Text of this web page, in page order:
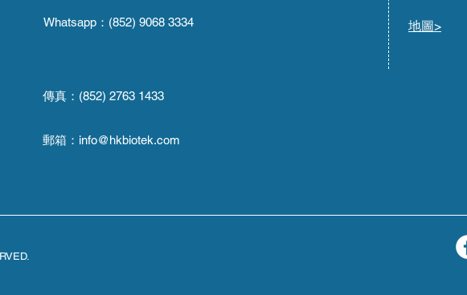
Whatsapp： (852) 9068 3334
傳真： (852) 2763 1433
郵箱： info@hkbiotek.com
地圖>